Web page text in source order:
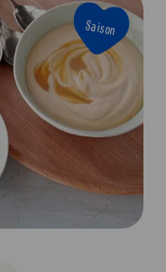
Saison